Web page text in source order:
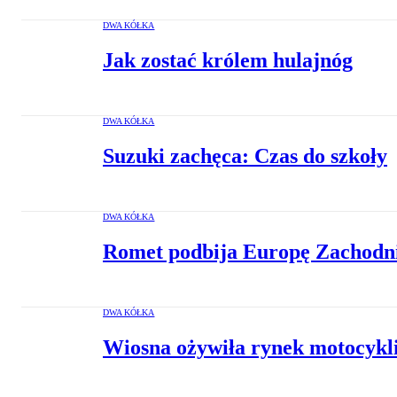
DWA KÓŁKA
Jak zostać królem hulajnóg
DWA KÓŁKA
Suzuki zachęca: Czas do szkoły
DWA KÓŁKA
Romet podbija Europę
DWA KÓŁKA
Wiosna ożywiła rynek